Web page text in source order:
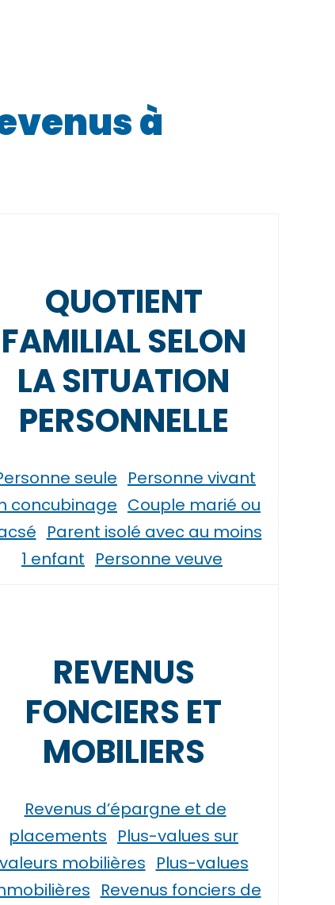
à
QUOTIENT
FAMILIAL SELON
LA SITUATION
PERSONNELLE
seule Personne vivant
concubinage Couple marié ou
Parent isolé avec au moins
1 enfant Personne veuve
REVENUS
FONCIERS ET
MOBILIERS
Revenus d’épargne et de
placements Plus-values sur
valeurs mobilières Plus-values
Revenus fonciers de